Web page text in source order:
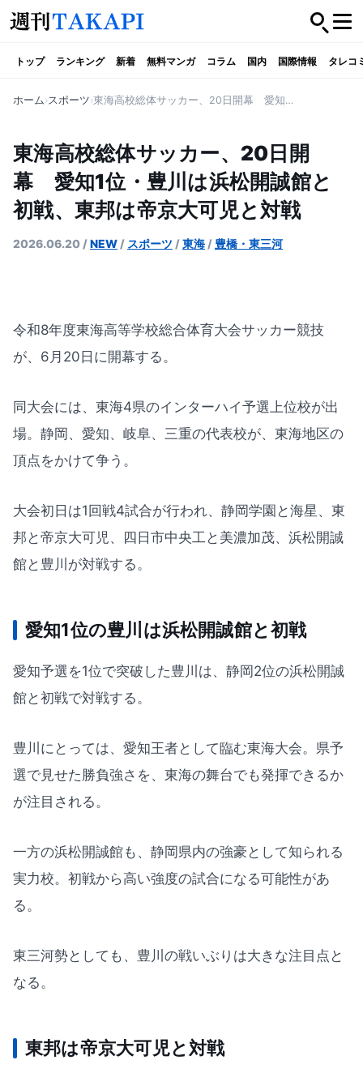
トップ ランキング 新着 無料マンガ コラム 国内 国際情報 タレコ
ホーム スポーツ 東海高校総体サッカー、20日開幕 愛知1位・豊川は浜松開誠館と初戦、東邦は帝京大可児と対戦
東海高校総体サッカー、20日開
幕 愛知1位・豊川は浜松開誠館と
初戦、東邦は帝京大可児と対戦
2026.06.20 /NEW / スポーツ /東海 / 豊橋・東三河
令和8年度東海高等学校総合体育大会サッカー競技
が、6月20日に開幕する。
同大会には、東海4県のインターハイ予選上位校が出
場。静岡、愛知、岐阜、三重の代表校が、東海地区の
頂点をかけて争う。
大会初日は1回戦4試合が行われ、静岡学園と海星、東
邦と帝京大可児、四日市中央工と美濃加茂、浜松開誠
館と豊川が対戦する。
愛知1位の豊川は浜松開誠館と初戦
愛知予選を1位で突破した豊川は、静岡2位の浜松開誠
館と初戦で対戦する。
豊川にとっては、愛知王者として臨む東海大会。県予
選で見せた勝負強さを、東海の舞台でも発揮できるか
が注目される。
一方の浜松開誠館も、静岡県内の強豪として知られる
実力校。初戦から高い強度の試合になる可能性があ
る。
東三河勢としても、豊川の戦いぶりは大きな注目点と
なる。
東邦は帝京大可児と対戦